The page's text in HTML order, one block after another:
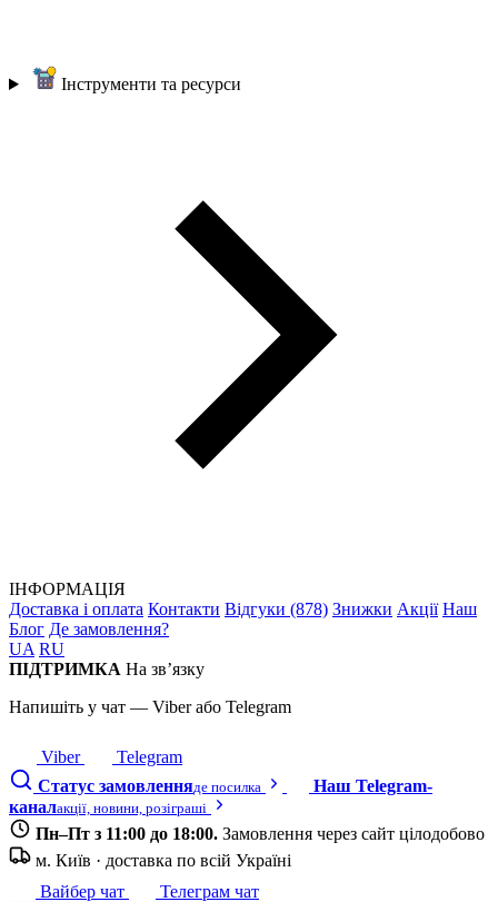
Інструменти та ресурси
ІНФОРМАЦІЯ
Доставка і оплата Контакти Відгуки (878) Знижки Акції Наш
Блог Де замовлення?
UA RU
ПІДТРИМКА На зв’язку
Напишіть у чат — Viber або Telegram
Viber
Telegram
Статус замовленняде посилка
Наш Telegram-
каналакції, новини, розіграші
Пн–Пт з 11:00 до 18:00. Замовлення через сайт цілодобово
м. Київ · доставка по всій Україні
Вайбер чат
Телеграм чат